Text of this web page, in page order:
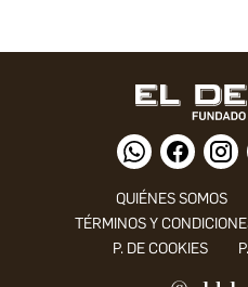
QUIÉNES SOMOS
TÉRMINOS Y
P. DE COOKIES